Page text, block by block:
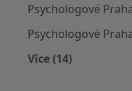
Psychologové
Psychologové
Více (14)